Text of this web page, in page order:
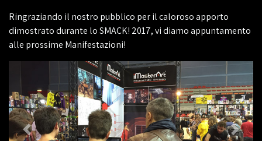
Ringraziando il nostro pubblico per il caloroso apporto
dimostrato durante lo SMACK! 2017, vi diamo appuntamento
alle prossime Manifestazioni!